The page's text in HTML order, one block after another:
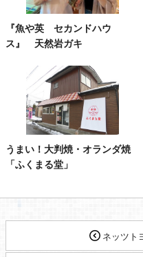
『魚や英 セカンドハウ
ス』 天然岩ガキ
うまい！大判焼・オランダ焼
「ふくまる堂」
ネッツ